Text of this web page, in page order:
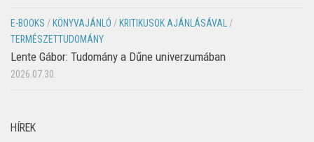
E-BOOKS / KÖNYVAJÁNLÓ / KRITIKUSOK AJÁNLÁSÁVAL/
TERMÉSZETTUDOMÁNY
Lente Gábor: Tudomány a Dűne univerzumában
2026.07.30.
HÍREK